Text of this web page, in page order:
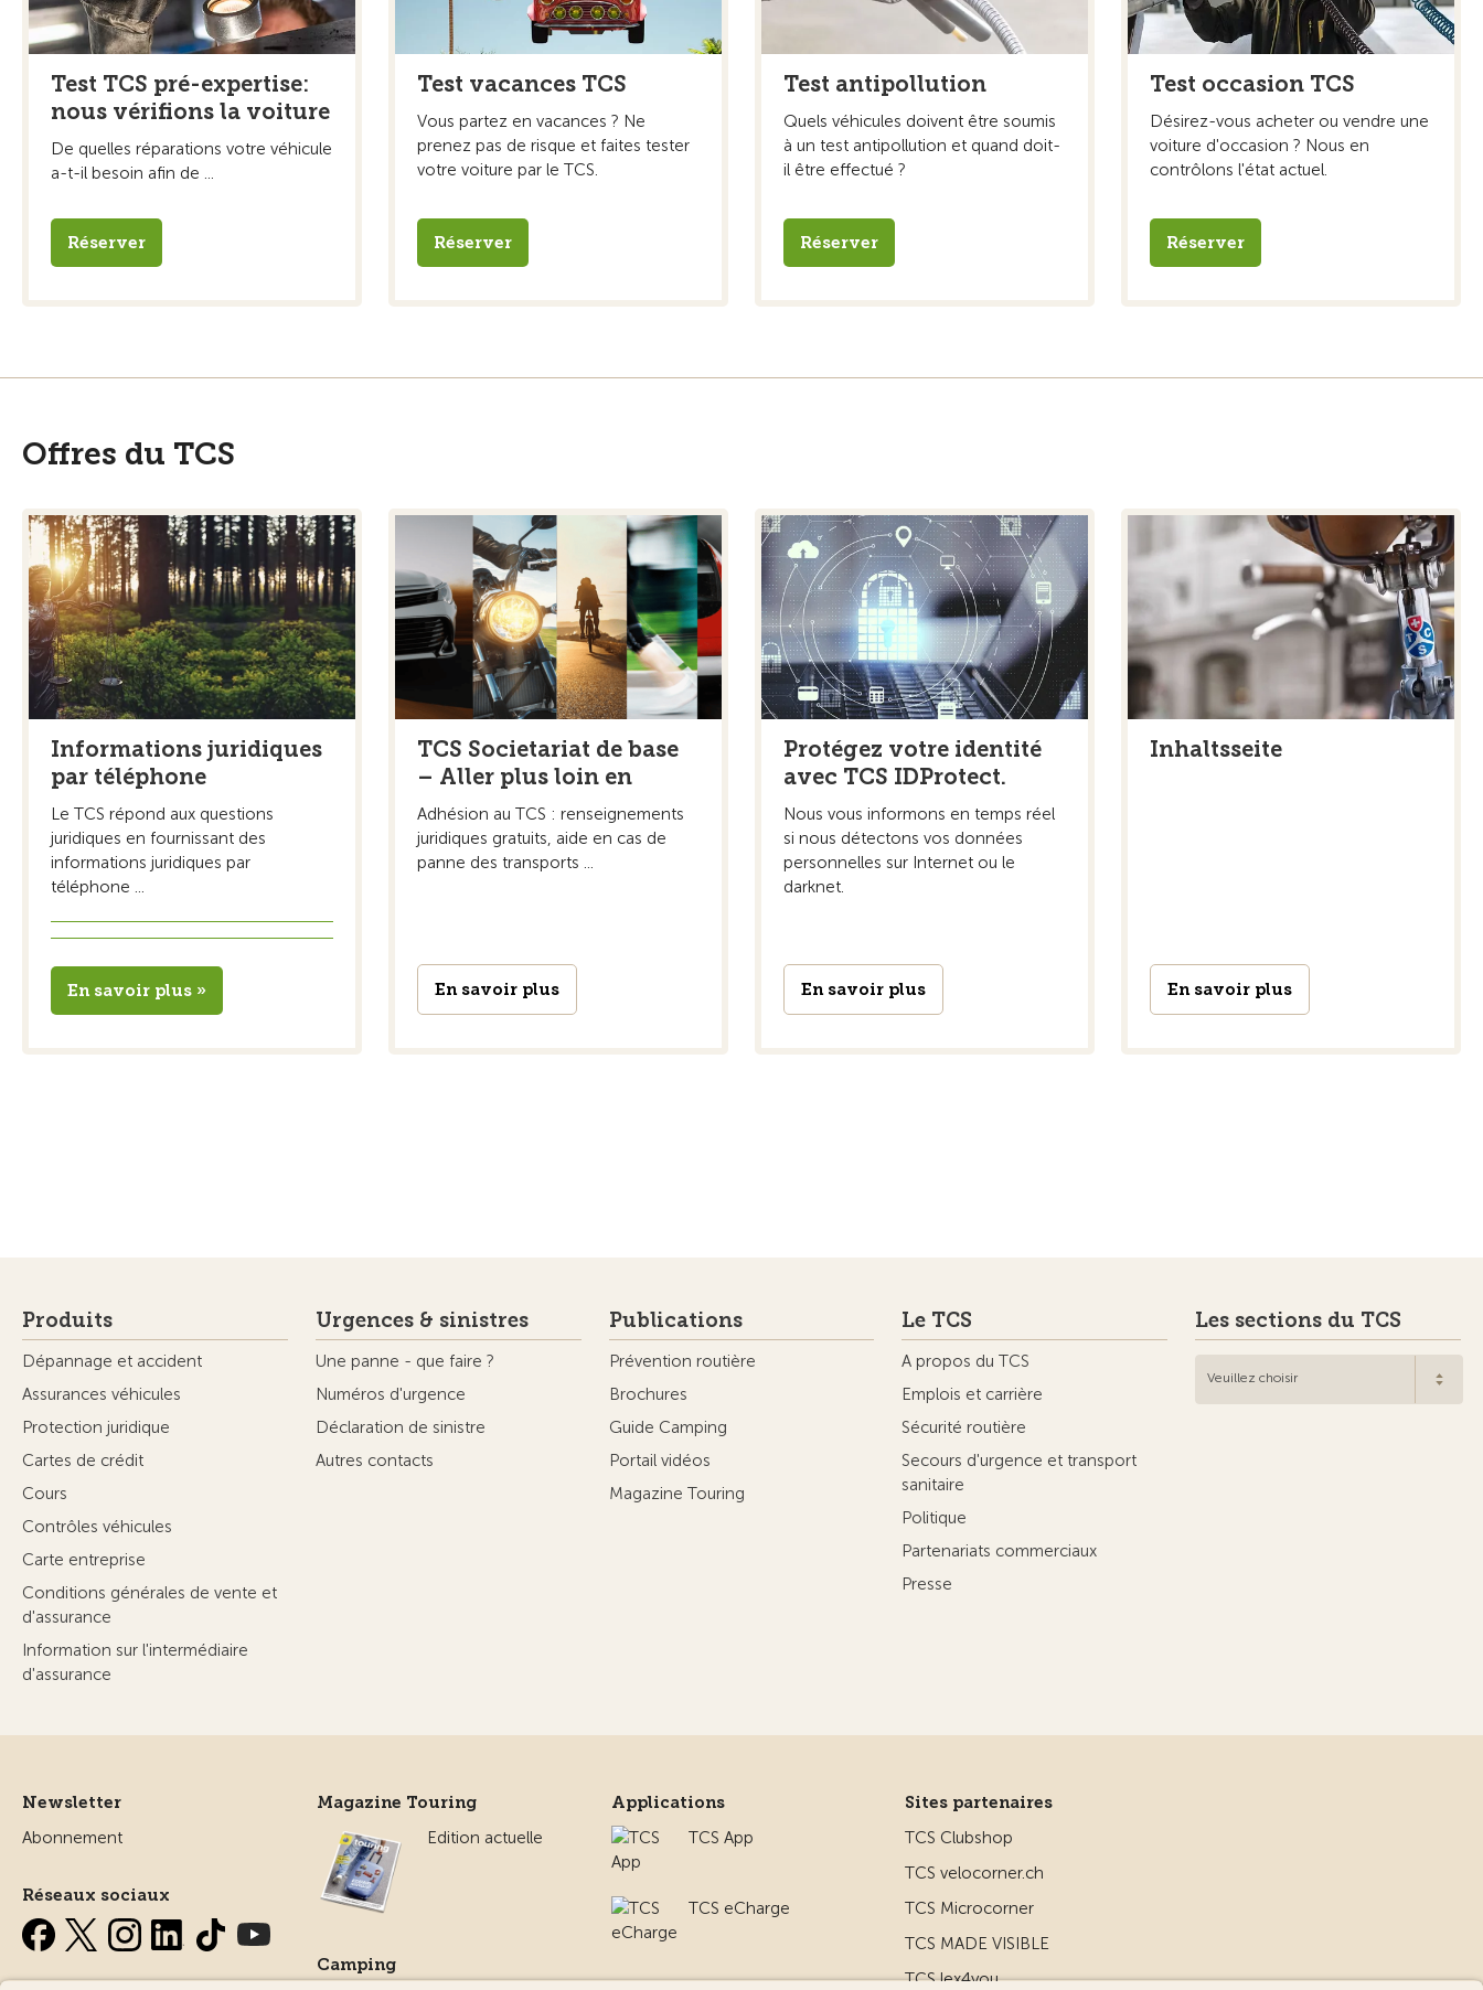
Test TCS pré-expertise:
nous vérifions la voiture
De quelles réparations votre véhicule
a-t-il besoin afin de ...
Réserver
Test vacances TCS
Vous partez en vacances ? Ne
prenez pas de risque et faites tester
votre voiture par le TCS.
Réserver
Test antipollution
Quels véhicules doivent être soumis
à un test antipollution et quand doit-
il être effectué ?
Réserver
Test occasion TCS
Désirez-vous acheter ou vendre une
voiture d'occasion ? Nous en
contrôlons l'état actuel.
Réserver
Offres du TCS
Informations juridiques
par téléphone
Le TCS répond aux questions
juridiques en fournissant des
informations juridiques par
téléphone ...
En savoir plus »
TCS Societariat de base
– Aller plus loin en
Adhésion au TCS : renseignements
juridiques gratuits, aide en cas de
panne des transports ...
En savoir plus
Protégez votre identité
avec TCS IDProtect.
Nous vous informons en temps réel
si nous détectons vos données
personnelles sur Internet ou le
darknet.
En savoir plus
Inhaltsseite
En savoir plus
Produits
Dépannage et accident
Assurances véhicules
Protection juridique
Cartes de crédit
Cours
Contrôles véhicules
Carte entreprise
Conditions générales de vente et
d'assurance
Information sur l'intermédiaire
d'assurance
Urgences & sinistres
Une panne - que faire ?
Numéros d'urgence
Déclaration de sinistre
Autres contacts
Publications
Prévention routière
Brochures
Guide Camping
Portail vidéos
Magazine Touring
Le TCS
A propos du TCS
Emplois et carrière
Sécurité routière
Secours d'urgence et transport
sanitaire
Politique
Partenariats commerciaux
Presse
Les sections du TCS
Veuillez choisir
Newsletter
Abonnement
Réseaux sociaux
Magazine Touring
Edition actuelle
Camping
Applications
TCS App
TCS eCharge
Sites partenaires
TCS Clubshop
TCS velocorner.ch
TCS Microcorner
TCS MADE VISIBLE
TCS lex4you